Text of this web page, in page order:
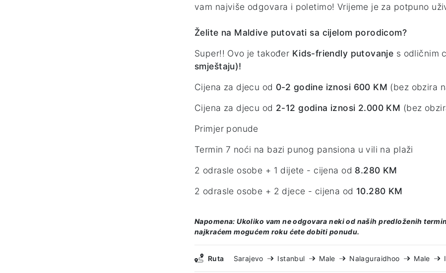
vam najviše odgovara i poletimo! Vrijeme je za potpuno
Želite na Maldive putovati sa cijelom porodicom?
Super!! Ovo je također Kids-friendly putovanje s odličnim
smještaju)!
Cijena za djecu od 0-2 godine iznosi 600 KM (bez obzira
Cijena za djecu od 2-12 godina iznosi 2.000 KM (bez
Primjer ponude
Termin 7 noći na bazi punog pansiona u vili na plaži
2 odrasle osobe + 1 dijete - cijena od 8.280 KM
2 odrasle osobe + 2 djece - cijena od 10.280 KM
Napomena: Ukoliko vam ne odgovara neki od naših predloženih
najkraćem mogućem roku ćete dobiti ponudu.
Ruta Sarajevo Istanbul Male Nalaguraidhoo Male